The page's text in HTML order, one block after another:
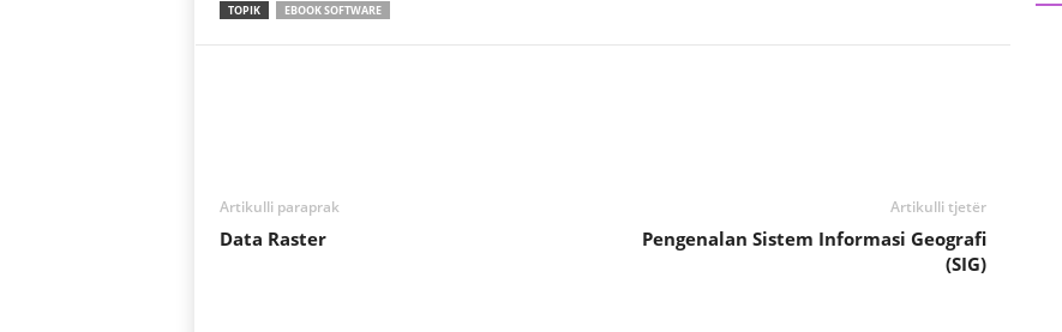
TOPIK EBOOK SOFTWARE
Artikulli paraprak
Data Raster
Artikulli tjetër
Pengenalan Sistem Informasi Geografi
(SIG)